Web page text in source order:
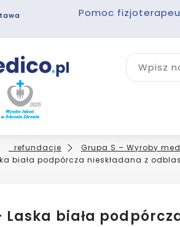
Pomoc
Wpisz
_refundacje
Grupa S – Wyroby
biała podpórcza nieskładana z
Laska biała